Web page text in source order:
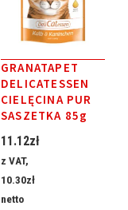
GRANATAPET
DELICATESSEN
CIELĘCINA PUR
SASZETKA 85g
11.12zł
z VAT,
10.30zł
netto